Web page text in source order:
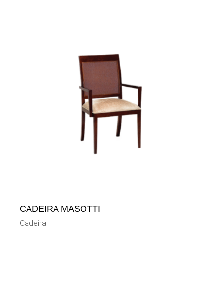
CADEIRA MASOTTI
Cadeira